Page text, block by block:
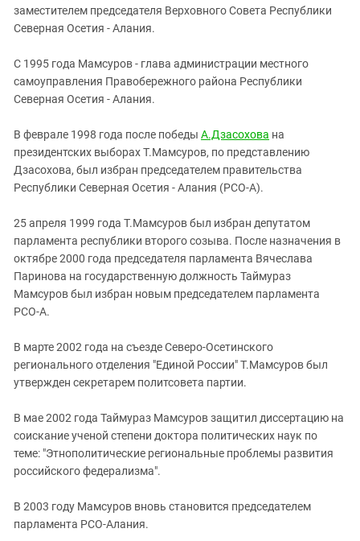
заместителем председателя Верховного Совета Республики
Северная Осетия - Алания.
С 1995 года Мамсуров - глава администрации местного
самоуправления Правобережного района Республики
Северная Осетия - Алания.
В феврале 1998 года после победы А.Дзасохова на
президентских выборах Т.Мамсуров, по представлению
Дзасохова, был избран председателем правительства
Республики Северная Осетия - Алания (РСО-А).
25 апреля 1999 года Т.Мамсуров был избран депутатом
парламента республики второго созыва. После назначения в
октябре 2000 года председателя парламента Вячеслава
Паринова на государственную должность Таймураз
Мамсуров был избран новым председателем парламента
РСО-А.
В марте 2002 года на съезде Северо-Осетинского
регионального отделения "Единой России" Т.Мамсуров был
утвержден секретарем политсовета партии.
В мае 2002 года Таймураз Мамсуров защитил диссертацию на
соискание ученой степени доктора политических наук по
теме: "Этнополитические региональные проблемы развития
российского федерализма".
В 2003 году Мамсуров вновь становится председателем
парламента РСО-Алания.